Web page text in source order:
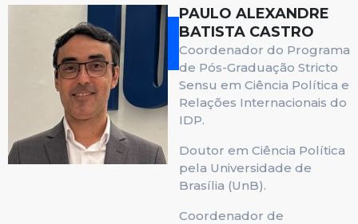
PAULO ALEXANDRE
BATISTA CASTRO
Coordenador do Programa
de Pós-Graduação Stricto
Sensu em Ciência Política e
Relações Internacionais do
IDP.
Doutor em Ciência Política
pela Universidade de
Brasília (UnB).
Coordenador de